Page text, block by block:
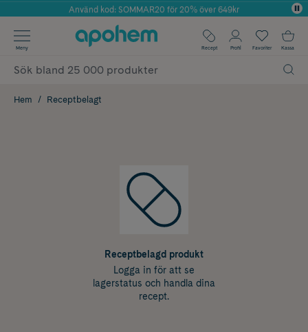
Årets Butik 2025 inom Skönhet
Använd kod: SOMMAR20 för 20% över 649kr
✓ Fri frakt
✓ Poäng på alla köp*
Meny Recept Profil Favoriter Kassa
Hem Receptbelagt
Receptbelagd produkt
Logga in för att se
lagerstatus och handla dina
recept.